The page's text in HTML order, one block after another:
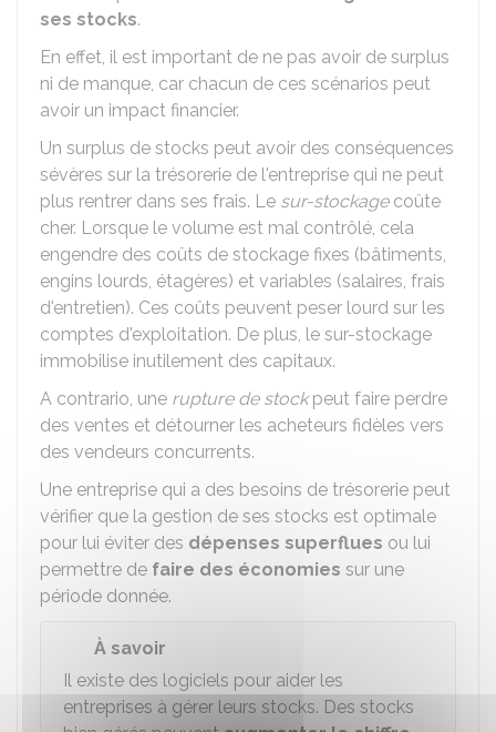
ses stocks.
En effet, il est important de ne pas avoir de surplus
ni de manque, car chacun de ces scénarios peut
avoir un impact financier.
Un surplus de stocks peut avoir des conséquences
sévères sur la trésorerie de l'entreprise qui ne peut
plus rentrer dans ses frais. Le sur-stockagecoûte
cher. Lorsque le volume est mal contrôlé, cela
engendre des coûts de stockage fixes (bâtiments,
engins lourds, étagères) et variables (salaires, frais
d'entretien). Ces coûts peuvent peser lourd sur les
comptes d'exploitation. De plus, le sur-stockage
immobilise inutilement des capitaux.
A contrario, une rupture de stockpeut faire perdre
des ventes et détourner les acheteurs fidèles vers
des vendeurs concurrents.
Une entreprise qui a des besoins de trésorerie peut
vérifier que la gestion de ses stocks est optimale
pour lui éviter des dépenses superflues ou lui
permettre de faire des économies sur une
période donnée.
À savoir
Il existe des logiciels pour aider les
entreprises à gérer leurs stocks. Des stocks